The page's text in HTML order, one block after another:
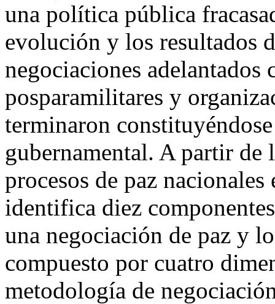
una política pública
evolución y los resultados
negociaciones
posparamilitares y
terminaron
gubernamental. A partir de
procesos de paz
identifica diez
una negociación de paz y
compuesto por cuatro
metodología de